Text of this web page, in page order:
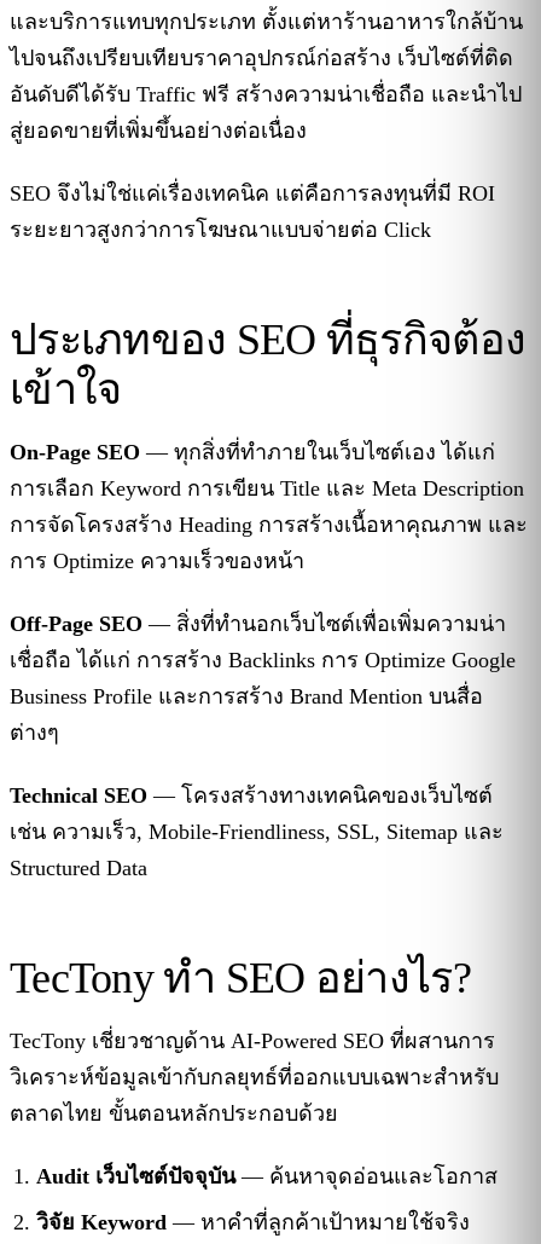
และบริการแทบทุกประเภท ตั้งแต่หาร้านอาหารใกล้บ้าน
ไปจนถึงเปรียบเทียบราคาอุปกรณ์ก่อสร้าง เว็บไซต์ที่ติด
อันดับดีได้รับ Traffic ฟรี สร้างความน่าเชื่อถือ และนำไป
สู่ยอดขายที่เพิ่มขึ้นอย่างต่อเนื่อง
SEO จึงไม่ใช่แค่เรื่องเทคนิค แต่คือการลงทุนที่มี ROI
ระยะยาวสูงกว่าการโฆษณาแบบจ่ายต่อ Click
ประเภทของ SEO ที่ธุรกิจต้อง
เข้าใจ
On-Page SEO — ทุกสิ่งที่ทำภายในเว็บไซต์เอง ได้แก่
การเลือก Keyword การเขียน Title และ Meta Description
การจัดโครงสร้าง Heading การสร้างเนื้อหาคุณภาพ และ
การ Optimize ความเร็วของหน้า
Off-Page SEO — สิ่งที่ทำนอกเว็บไซต์เพื่อเพิ่มความน่า
เชื่อถือ ได้แก่ การสร้าง Backlinks การ Optimize Google
Business Profile และการสร้าง Brand Mention บนสื่อ
ต่างๆ
Technical SEO — โครงสร้างทางเทคนิคของเว็บไซต์
เช่น ความเร็ว, Mobile-Friendliness, SSL, Sitemap และ
Structured Data
TecTony ทำ SEO อย่างไร?
TecTony เชี่ยวชาญด้าน AI-Powered SEO ที่ผสานการ
วิเคราะห์ข้อมูลเข้ากับกลยุทธ์ที่ออกแบบเฉพาะสำหรับ
ตลาดไทย ขั้นตอนหลักประกอบด้วย
Audit เว็บไซต์ปัจจุบัน— ค้นหาจุดอ่อนและโอกาส
วิจัย Keyword — หาคำที่ลูกค้าเป้าหมายใช้จริง